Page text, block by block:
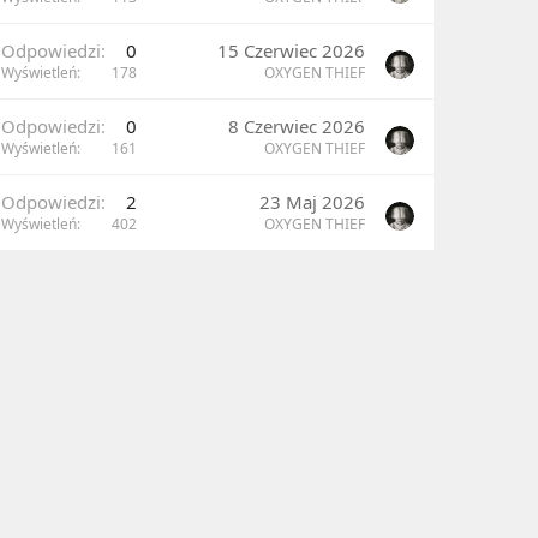
oraz informacje na temat tego, jak często
Odpowiedzi 0
Wyświetleń 178
15 Czerwiec 2026
OXYGEN THIEF
Odpowiedzi 0
Wyświetleń 161
8 Czerwiec 2026
OXYGEN THIEF
Odpowiedzi 2
Wyświetleń 402
23 Maj 2026
OXYGEN THIEF